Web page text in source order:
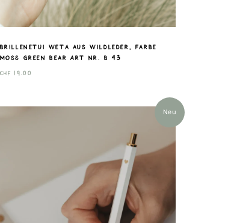
Brillenetui Weta aus Wildleder, Farbe
Moss Green Bear Art nr. B 43
CHF 19.00
Neu